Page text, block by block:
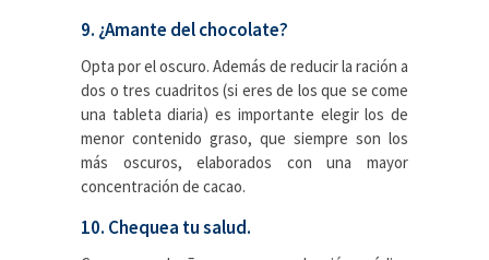
9. ¿Amante del chocolate?
Opta por el oscuro. Además de reducir la ración a
dos o tres cuadritos (si eres de los que se come
una tableta diaria) es importante elegir los de
menor contenido graso, que siempre son los
más oscuros, elaborados con una mayor
concentración de cacao.
10. Chequea tu salud.